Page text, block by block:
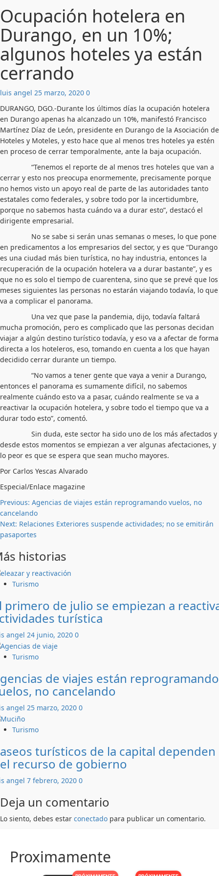
Ocupación hotelera en
Durango, en un 10%;
algunos hoteles ya están
cerrando
luis angel 25 marzo, 2020 0
DURANGO, DGO.-Durante los últimos días la ocupación hotelera
en Durango apenas ha alcanzado un 10%, manifestó Francisco
Martínez Díaz de León, presidente en Durango de la Asociación de
Hoteles y Moteles, y esto hace que al menos tres hoteles ya estén
en proceso de cerrar temporalmente, ante la baja ocupación.
“Tenemos el reporte de al menos tres hoteles que van a
cerrar y esto nos preocupa enormemente, precisamente porque
no hemos visto un apoyo real de parte de las autoridades tanto
estatales como federales, y sobre todo por la incertidumbre,
porque no sabemos hasta cuándo va a durar esto”, destacó el
dirigente empresarial.
No se sabe si serán unas semanas o meses, lo que pone
en predicamentos a los empresarios del sector, y es que “Durango
es una ciudad más bien turística, no hay industria, entonces la
recuperación de la ocupación hotelera va a durar bastante”, y es
que no es solo el tiempo de cuarentena, sino que se prevé que los
meses siguientes las personas no estarán viajando todavía, lo que
va a complicar el panorama.
Una vez que pase la pandemia, dijo, todavía faltará
mucha promoción, pero es complicado que las personas decidan
viajar a algún destino turístico todavía, y eso va a afectar de forma
directa a los hoteleros, eso, tomando en cuenta a los que hayan
decidido cerrar durante un tiempo.
“No vamos a tener gente que vaya a venir a Durango,
entonces el panorama es sumamente difícil, no sabemos
realmente cuándo esto va a pasar, cuándo realmente se va a
reactivar la ocupación hotelera, y sobre todo el tiempo que va a
durar todo esto”, comentó.
Sin duda, este sector ha sido uno de los más afectados y
desde estos momentos se empiezan a ver algunas afectaciones, y
lo peor es que se espera que sean mucho mayores.
Por Carlos Yescas Alvarado
Especial/Enlace magazine
Post
navigation
Previous: Agencias de viajes están reprogramando vuelos, no
cancelando
Next: Relaciones Exteriores suspende actividades; no se emitirán
pasaportes
historias
Turismo
primero de julio se empiezan a
turística
angel 24 junio, 2020 0
Turismo
de viajes están reprogramando
no cancelando
angel 25 marzo, 2020 0
Turismo
turísticos de la capital dependen
recurso de gobierno
angel 7 febrero, 2020 0
Deja un comentario
Lo siento, debes estar conectado para publicar un comentario.
Proximamente